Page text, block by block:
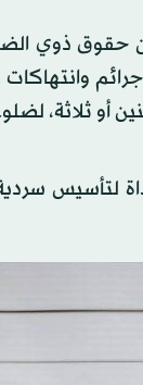
حقوق ذوي
أو ثلاثة،
لتأسيس